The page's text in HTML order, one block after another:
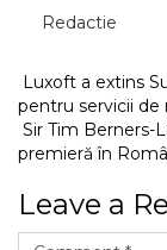
Redactie
Luxoft a extins
pentru servicii de
Sir Tim Berners-
premieră în
Leave a